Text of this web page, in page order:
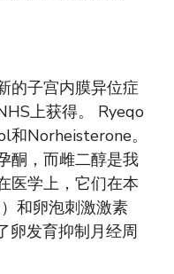
的子宫内膜异位症
上获得。 Ryeqo
Norheisterone。
酮，而雌二醇是我
医学上，它们在本
和卵泡刺激激素
卵发育抑制月经周